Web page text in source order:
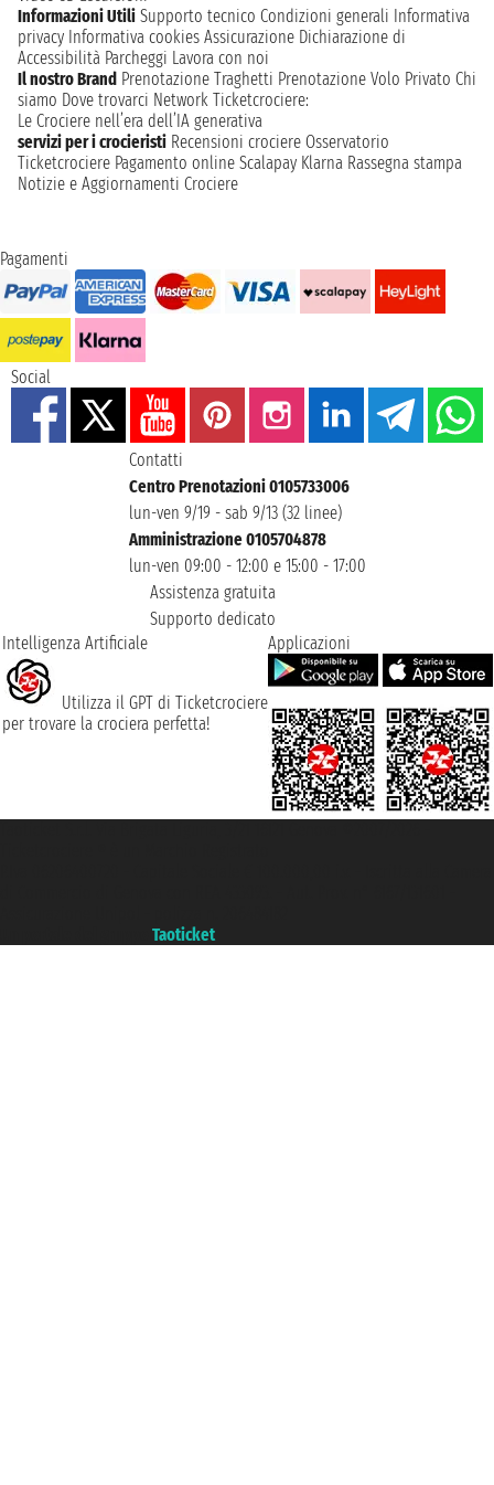
Informazioni Utili Supporto tecnico Condizioni generali Informativa
privacy Informativa cookies Assicurazione Dichiarazione di
Accessibilità Parcheggi Lavora con noi
Il nostro Brand Prenotazione Traghetti Prenotazione Volo Privato Chi
siamo Dove trovarci Network Ticketcrociere:
Le Crociere nell’era dell’IA generativa
servizi per i crocieristi Recensioni crociere Osservatorio
Ticketcrociere Pagamento online Scalapay Klarna Rassegna stampa
Notizie e Aggiornamenti Crociere
Pagamenti
Social
Contatti
Centro Prenotazioni 0105733006
lun-ven 9/19 - sab 9/13 (32 linee)
Amministrazione 0105704878
lun-ven 09:00 - 12:00 e 15:00 - 17:00
Assistenza gratuita
Supporto dedicato
Intelligenza Artificiale
Utilizza il GPT di Ticketcrociere
per trovare la crociera perfetta!
Applicazioni
Taoticket